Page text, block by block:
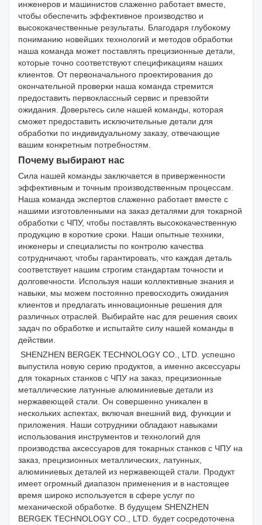
инженеров и машинистов слаженно работает вместе,
чтобы обеспечить эффективное производство и
высококачественные результаты. Благодаря глубокому
пониманию новейших технологий и методов обработки
наша команда может поставлять прецизионные детали,
которые точно соответствуют спецификациям наших
клиентов. От первоначального проектирования до
окончательной проверки наша команда стремится
предоставить первоклассный сервис и превзойти
ожидания. Доверьтесь силе нашей команды, которая
сможет предоставить исключительные детали для
обработки по индивидуальному заказу, отвечающие
вашим конкретным потребностям.
Почему выбирают нас
Сила нашей команды заключается в приверженности
эффективным и точным производственным процессам.
Наша команда экспертов слаженно работает вместе с
нашими изготовленными на заказ деталями для токарной
обработки с ЧПУ, чтобы поставлять высококачественную
продукцию в короткие сроки. Наши опытные техники,
инженеры и специалисты по контролю качества
сотрудничают, чтобы гарантировать, что каждая деталь
соответствует нашим строгим стандартам точности и
долговечности. Используя наши коллективные знания и
навыки, мы можем постоянно превосходить ожидания
клиентов и предлагать инновационные решения для
различных отраслей. Выбирайте нас для решения своих
задач по обработке и испытайте силу нашей команды в
действии.
SHENZHEN BERGEK TECHNOLOGY CO., LTD. успешно
выпустила новую серию продуктов, а именно аксессуары
для токарных станков с ЧПУ на заказ, прецизионные
металлические латунные алюминиевые детали из
нержавеющей стали. Он совершенно уникален в
нескольких аспектах, включая внешний вид, функции и
приложения. Наши сотрудники обладают навыками
использования инструментов и технологий для
производства аксессуаров для токарных станков с ЧПУ на
заказ, прецизионных металлических, латунных,
алюминиевых деталей из нержавеющей стали. Продукт
имеет огромный диапазон применения и в настоящее
время широко используется в сфере услуг по
механической обработке. В будущем SHENZHEN
BERGEK TECHNOLOGY CO., LTD. будет сосредоточена